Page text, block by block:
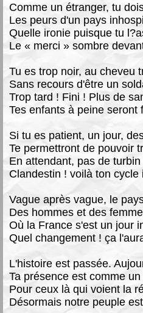
Comme un étranger, tu
Les peurs d'un pays
Quelle ironie puisque tu
Le « merci » sombre
Tu es trop noir, au cheveu
Sans recours d'être un
Trop tard ! Fini ! Plus de
Tes enfants à peine seront
Si tu es patient, un jour,
Te permettront de pouvoir
En attendant, pas de turbin
Clandestin ! voilà ton cycle
Vague après vague, le
Des hommes et des
Où la France s'est un jour
Quel changement ! ça
L'histoire est passée.
Ta présence est comme
Pour ceux là qui voient la
Désormais notre peuple